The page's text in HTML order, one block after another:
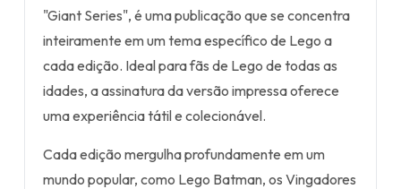
"Giant Series", é uma publicação que se concentra
inteiramente em um tema específico de Lego a
cada edição. Ideal para fãs de Lego de todas as
idades, a assinatura da versão impressa oferece
uma experiência tátil e colecionável.
Cada edição mergulha profundamente em um
mundo popular, como Lego Batman, os Vingadores